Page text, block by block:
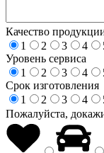
Качество
1
2 3 4
Уровень сервиса
1
2 3 4
Срок изготовления
1
2 3 4
Пожалуйста,